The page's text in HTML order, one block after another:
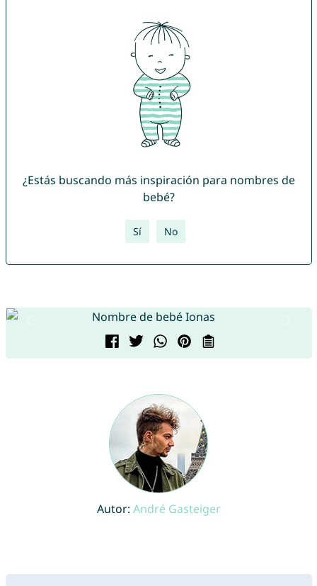
¿Estás buscando más inspiración para nombres de
bebé?
Sí No
Autor: André Gasteiger